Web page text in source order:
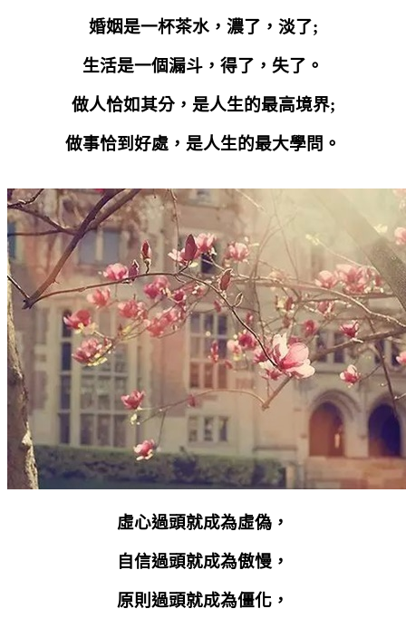
婚姻是一杯茶水，濃了，淡了;
生活是一個漏斗，得了，失了。
做人恰如其分，是人生的最高境界;
做事恰到好處，是人生的最大學問。
虛心過頭就成為虛偽，
自信過頭就成為傲慢，
原則過頭就成為僵化，